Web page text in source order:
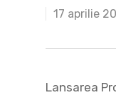
17 aprilie
Lansarea